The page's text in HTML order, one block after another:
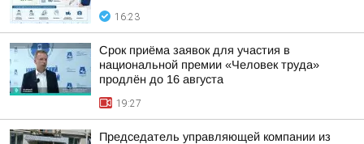
16:23
Срок приёма заявок для участия в
национальной премии «Человек труда»
продлён до 16 августа
19:27
Председатель управляющей компании из